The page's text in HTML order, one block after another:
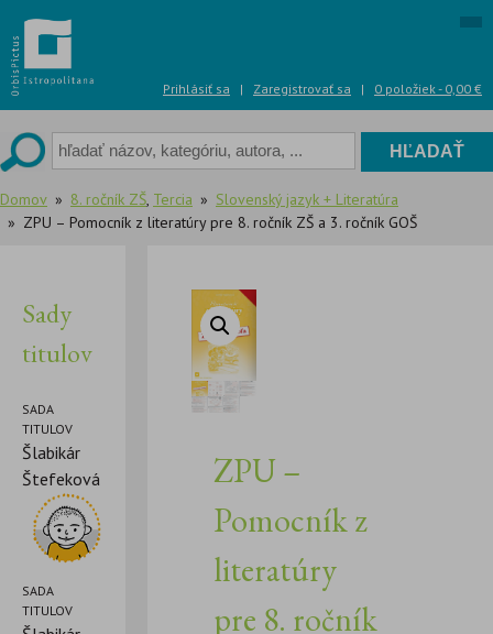
to
content
Prihlásiť sa | Zaregistrovať sa | 0 položiek - 0,00 €
Domov 8. ročník ZŠ, Tercia
Slovenský jazyk + Literatúra
ZPU – Pomocník z literatúry pre 8. ročník ZŠ a 3. ročník GOŠ
Sady
titulov
SADA
TITULOV
Šlabikár
Štefeková
SADA
TITULOV
ZPU –
Pomocník z
literatúry
pre 8. ročník